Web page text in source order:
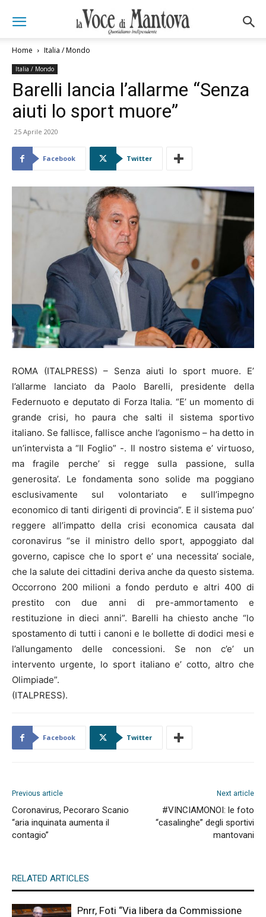
Home Italia / Mondo
Italia / Mondo
Barelli lancia l’allarme “Senza
aiuti lo sport muore”
25 Aprile 2020
Facebook Twitter
ROMA (ITALPRESS) – Senza aiuti lo sport muore. E’
l’allarme lanciato da Paolo Barelli, presidente della
Federnuoto e deputato di Forza Italia. “E’ un momento di
grande crisi, ho paura che salti il sistema sportivo
italiano. Se fallisce, fallisce anche l’agonismo – ha detto in
un’intervista a “Il Foglio” -. Il nostro sistema e’ virtuoso,
ma fragile perche’ si regge sulla passione, sulla
generosita’. Le fondamenta sono solide ma poggiano
esclusivamente sul volontariato e sull’impegno
economico di tanti dirigenti di provincia”. E il sistema puo’
reggere all’impatto della crisi economica causata dal
coronavirus “se il ministro dello sport, appoggiato dal
governo, capisce che lo sport e’ una necessita’ sociale,
che la salute dei cittadini deriva anche da questo sistema.
Occorrono 200 milioni a fondo perduto e altri 400 di
prestito con due anni di pre-ammortamento e
restituzione in dieci anni”. Barelli ha chiesto anche “lo
spostamento di tutti i canoni e le bollette di dodici mesi e
l’allungamento delle concessioni. Se non c’e’ un
intervento urgente, lo sport italiano e’ cotto, altro che
Olimpiade”.
(ITALPRESS).
Facebook Twitter
Previous article
Coronavirus, Pecoraro Scanio
“aria inquinata aumenta il
contagio”
Next article
#VINCIAMONOI: le foto
“casalinghe” degli sportivi
mantovani
RELATED ARTICLES
Pnrr, Foti “Via libera da Commissione